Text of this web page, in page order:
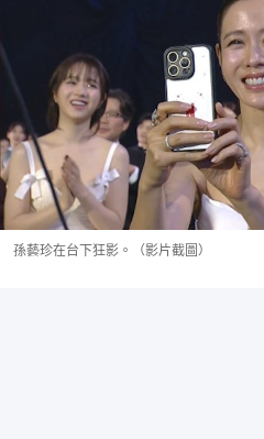
孫藝珍在台下狂影。（影片截圖）